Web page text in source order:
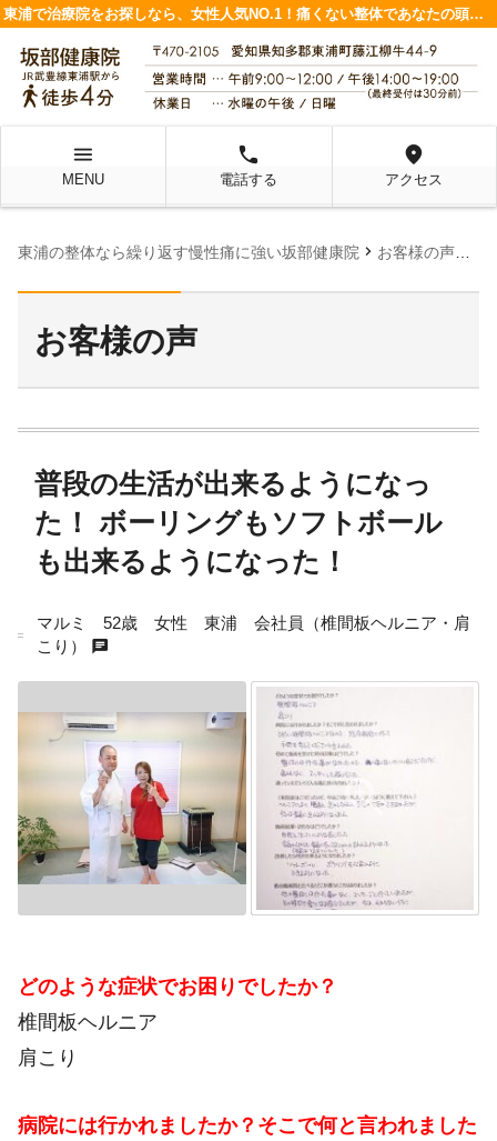
東浦で治療院をお探しなら、女性人気NO.1！痛くない整体であなたの頭痛や腰痛を改善します
menu
MENU
local_phone
電話する
location_on
アクセス
東浦の整体なら繰り返す慢性痛に強い坂部健康院 chevron_right お客様の声
お客様の声
普段の生活が出来るようになっ
た！ ボーリングもソフトボール
も出来るようになった！
マルミ 52歳 女性 東浦 会社員（椎間板ヘルニア・肩
こり）
chat
どのような症状でお困りでしたか？
椎間板ヘルニア
肩こり
病院には行かれましたか？そこで何と言われました